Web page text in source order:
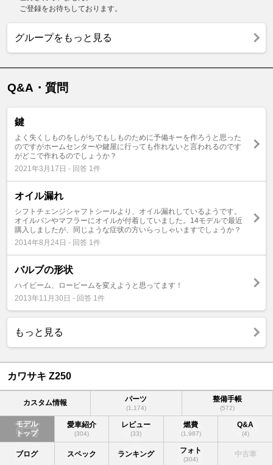
ご登録をお待ちしております。
グループをもっと見る
Q&A・質問
鍵
よく失くしものをしがちでもしものために予備キーを作ろうと思った
のですがホームセンターや鍵屋に行っても作れないと言われるのです
がどこで作れるのでしょうか？
2021年3月17日 - 回答 1件
オイル漏れ
シフトチェンジシャフトシールより、オイル漏れしているようです。
オイルパンやマフラーにオイルが付着していました。14モデルで最近
購入しましたが、同じような症状の方いらっしゃいますでしょうか？
2014年8月24日 - 回答 1件
バルブの形状
ハイビーム、ロービームを変えようと思ってます！
2013年11月30日 - 回答 1件
もっと見る
カワサキ Z250
カスタム情報 パーツ
(1,174)
整備手帳
(572)
モデル
トップ
愛車紹介
(304)
レビュー
(33)
燃費
(1,987)
Q&A
(4)
ブログ スペック ランキング フォト
(304)
中古車